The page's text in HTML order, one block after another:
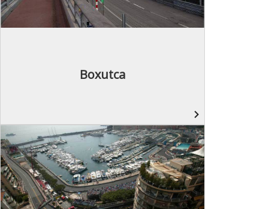
Boxutca
navigate_next